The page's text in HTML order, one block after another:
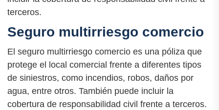
terceros.
Seguro multirriesgo comercio
El seguro multirriesgo comercio es una póliza que
protege el local comercial frente a diferentes tipos
de siniestros, como incendios, robos, daños por
agua, entre otros. También puede incluir la
cobertura de responsabilidad civil frente a terceros.